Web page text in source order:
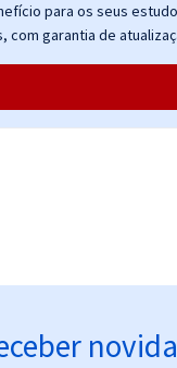
para os seus
com garantia de